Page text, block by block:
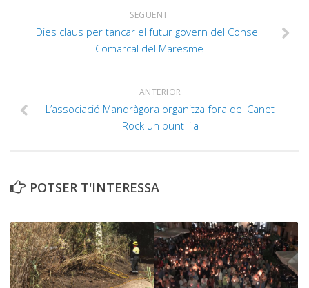
SEGÜENT
Dies claus per tancar el futur govern del Consell
Comarcal del Maresme
ANTERIOR
L’associació Mandràgora organitza fora del Canet
Rock un punt lila
POTSER T'INTERESSA